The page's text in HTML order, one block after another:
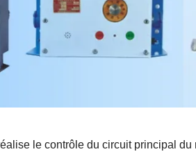
le contrôle du circuit principal